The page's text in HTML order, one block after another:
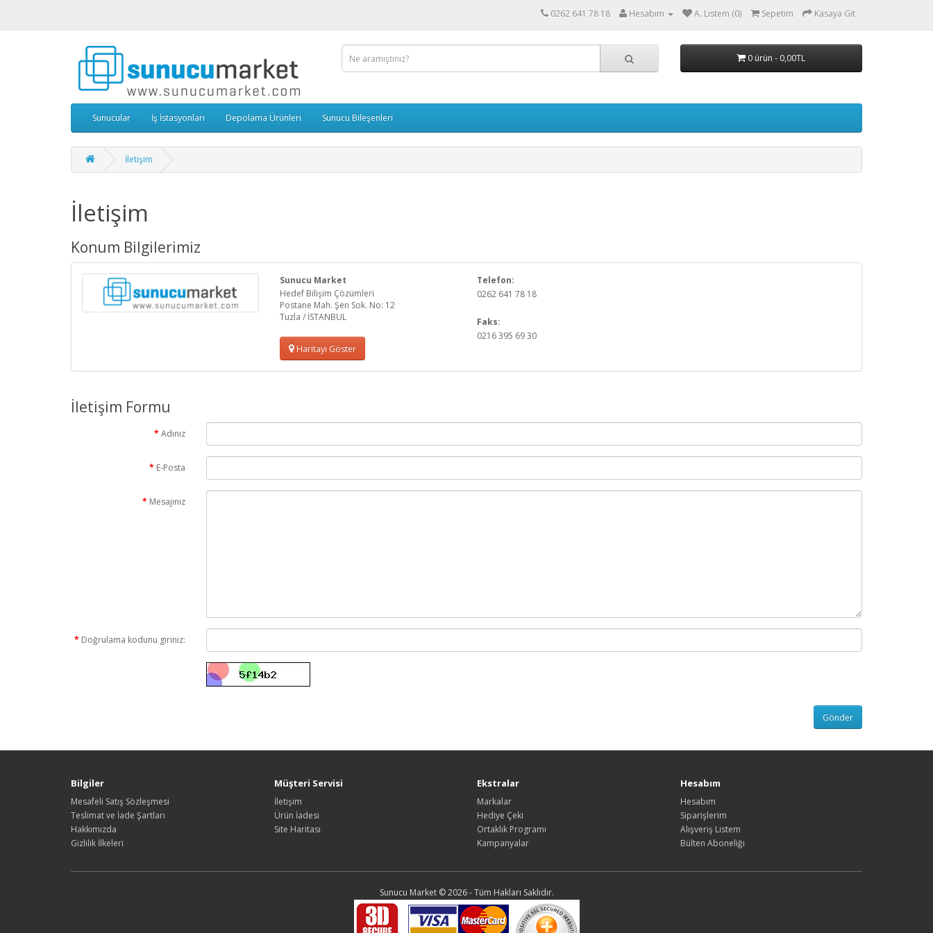
0262 641 78 18 Hesabım A. Listem (0) Sepetim Kasaya Git
0 ürün - 0,00TL
Sunucular İş İstasyonları Depolama Ürünleri Sunucu Bileşenleri
İletişim
İletişim
Konum Bilgilerimiz
Sunucu Market
Hedef Bilişim Çözümleri
Postane Mah. Şen Sok. No: 12
Tuzla / İSTANBUL
Haritayı Göster
Telefon:
0262 641 78 18
Faks:
0216 395 69 30
İletişim Formu
Adınız
E-Posta
Mesajınız
Doğrulama kodunu giriniz:
Bilgiler
Mesafeli Satış Sözleşmesi
Teslimat ve İade Şartları
Hakkımızda
Gizlilik İlkeleri
Müşteri Servisi
İletişim
Ürün İadesi
Site Haritası
Ekstralar
Markalar
Hediye Çeki
Ortaklık Programı
Kampanyalar
Hesabım
Hesabım
Siparişlerim
Alışveriş Listem
Bülten Aboneliği
Sunucu Market © 2026 - Tüm Hakları Saklıdır.